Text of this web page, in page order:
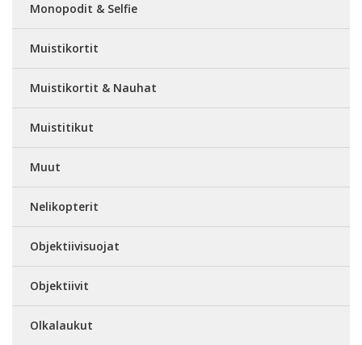
Monopodit & Selfie
Muistikortit
Muistikortit & Nauhat
Muistitikut
Muut
Nelikopterit
Objektiivisuojat
Objektiivit
Olkalaukut